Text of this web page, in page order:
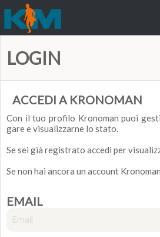
LOGIN
ACCEDI A KRONOMAN
Con il tuo profilo Kronoman puoi
gare e visualizzarne lo stato.
Se sei già registrato accedi per
Se non hai ancora un account Kronoman
EMAIL